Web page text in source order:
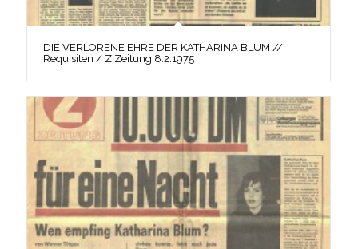
DIE VERLORENE EHRE DER KATHARINA BLUM //
Requisiten / Z Zeitung 8.2.1975